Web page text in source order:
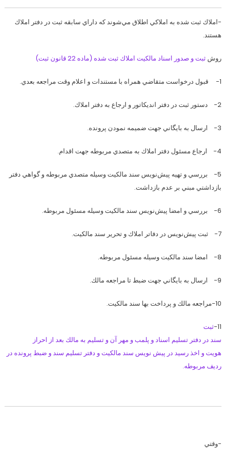
-املاك ثبت شده به املاكي اطلاق مي‌شوند كه داراي سابقه ثبت در دفتر املاك
هستند.
روشثبت و صدور اسناد مالكيت املاك ثبت شده (ماده 22 قانون ثبت)
1- قبول درخواست متقاضي همراه با مستندات و اعلام وقت مراجعه بعدي.
2- دستور ثبت در دفتر انديكاتور و ارجاع به دفتر املاك.
3- ارسال به بايگاني جهت ضميمه نمودن پرونده.
4- ارجاع مسئول دفتر املاك به متصدي مربوطه جهت اقدام.
5- بررسي و تهيه پيش‌نويس سند مالكيت وسيله متصدي مربوطه و گواهي دفتر
بازداشتي مبني بر عدم بازداشت.
6- بررسي و امضا پيش‌نويس سند مالكيت وسيله مسئول مربوطه.
7- ثبت پيش‌نويس در دفاتر املاك و تحرير سند مالكيت.
8- امضا سند مالكيت وسيله مسئول مربوطه.
9- ارسال به بايگاني جهت ضبط تا مراجعه مالك.
10-مراجعه مالك و پرداخت بها سند مالكيت.
11- ثبت
سند در دفتر تسليم اسناد و پلمب و مهر آن و تسليم به مالك بعد از احراز
هويت و اخذ رسيد در پيش نويس سند مالكيت و دفتر تسليم سند و ضبط پرونده در
رديف مربوطه.
-وقتي